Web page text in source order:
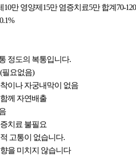
만 영양제15만 염증치료5만 합계70-
정도의 복통입니다.
필요없음)
이나 자궁내막이 없음
께 자연배출
치료 불필요
고통이 없습니다.
을 미치지 않습니다